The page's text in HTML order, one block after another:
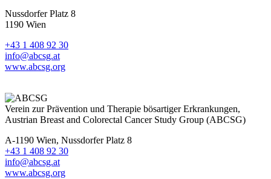
Nussdorfer Platz 8
1190 Wien
+43 1 408 92 30
info@abcsg.at
www.abcsg.org
Verein zur Prävention und Therapie bösartiger Erkrankungen,
Austrian Breast and Colorectal Cancer Study Group (ABCSG)
A-1190 Wien, Nussdorfer Platz 8
+43 1 408 92 30
info@abcsg.at
www.abcsg.org